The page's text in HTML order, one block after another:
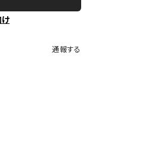
通報する